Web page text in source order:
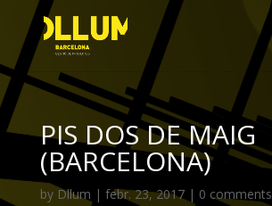
PIS DOS DE MAIG
(BARCELONA)
by Dllum | febr. 23, 2017| 0 comments